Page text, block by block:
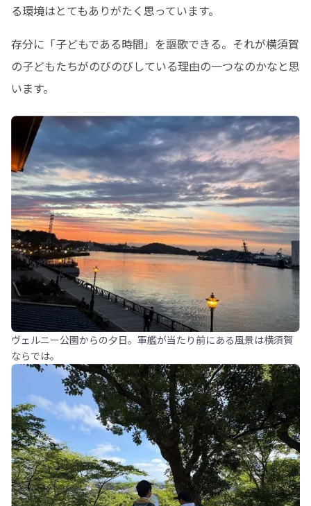
る環境はとてもありがたく思っています。
存分に「子どもである時間」を謳歌できる。それが横須賀
の子どもたちがのびのびしている理由の一つなのかなと思
います。
ヴェルニー公園からの夕日。軍艦が当たり前にある風景は横須賀
ならでは。